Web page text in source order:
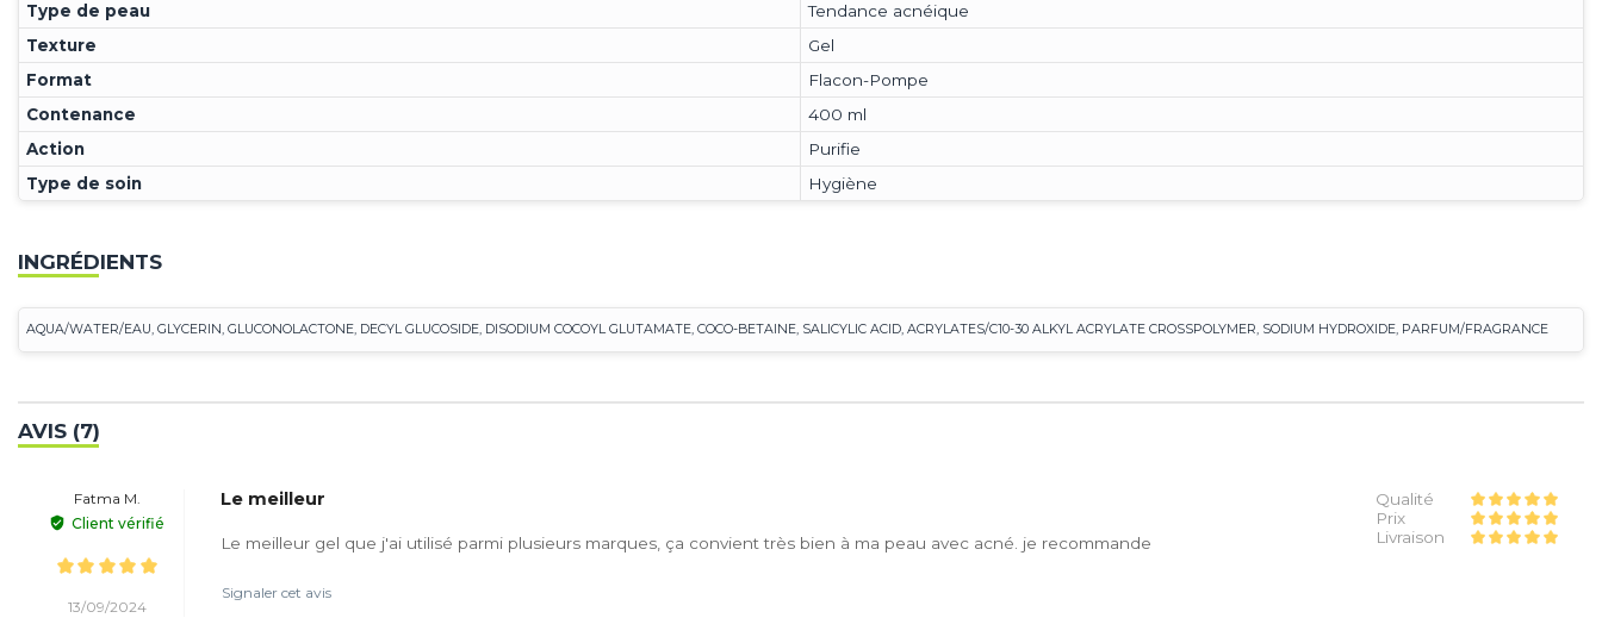
Type de peau
Tendance acnéique
Texture
Gel
Format
Flacon-Pompe
Contenance
400 ml
Action
Purifie
Type de soin
Hygiène
INGRÉDIENTS
AQUA/WATER/EAU, GLYCERIN, GLUCONOLACTONE, DECYL GLUCOSIDE, DISODIUM COCOYL GLUTAMATE, COCO-BETAINE, SALICYLIC ACID, ACRYLATES/C10-30 ALKYL ACRYLATE CROSSPOLYMER, SODIUM HYDROXIDE, PARFUM/FRAGRANCE
AVIS (7)
Fatma M.
Client vérifié
13/09/2024
Le meilleur
Le meilleur gel que j'ai utilisé parmi plusieurs marques, ça convient très bien à ma peau avec acné. je recommande
Qualité
Prix
Livraison
Signaler cet avis